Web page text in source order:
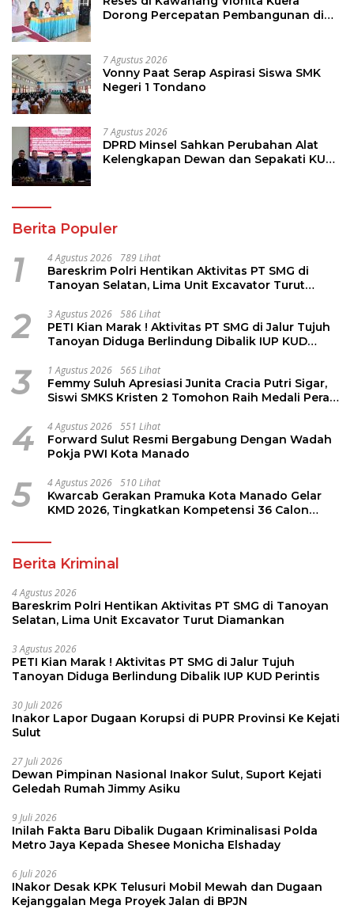
Dorong Percepatan Pembangunan di
7 Agustus 2026
Vonny Paat Serap Aspirasi Siswa SMK
Negeri 1 Tondano
7 Agustus 2026
DPRD Minsel Sahkan Perubahan Alat
Kelengkapan Dewan dan Sepakati KUA-
Berita Populer
1 4 Agustus 2026 789 Lihat
Bareskrim Polri Hentikan Aktivitas PT SMG di
Tanoyan Selatan, Lima Unit Excavator Turut
2 3 Agustus 2026 586 Lihat
PETI Kian Marak ! Aktivitas PT SMG di Jalur Tujuh
Tanoyan Diduga Berlindung Dibalik IUP KUD
3 1 Agustus 2026 565 Lihat
Femmy Suluh Apresiasi Junita Cracia Putri Sigar,
Siswi SMKS Kristen 2 Tomohon Raih Medali Perak
4 4 Agustus 2026 551 Lihat
Forward Sulut Resmi Bergabung Dengan Wadah
Pokja PWI Kota Manado
5 4 Agustus 2026 510 Lihat
Kwarcab Gerakan Pramuka Kota Manado Gelar
KMD 2026, Tingkatkan Kompetensi 36 Calon
Berita Kriminal
4 Agustus 2026
Bareskrim Polri Hentikan Aktivitas PT SMG di Tanoyan
Selatan, Lima Unit Excavator Turut Diamankan
3 Agustus 2026
PETI Kian Marak ! Aktivitas PT SMG di Jalur Tujuh
Tanoyan Diduga Berlindung Dibalik IUP KUD Perintis
30 Juli 2026
Inakor Lapor Dugaan Korupsi di PUPR Provinsi Ke Kejati
Sulut
27 Juli 2026
Dewan Pimpinan Nasional Inakor Sulut, Suport Kejati
Geledah Rumah Jimmy Asiku
9 Juli 2026
Inilah Fakta Baru Dibalik Dugaan Kriminalisasi Polda
Metro Jaya Kepada Shesee Monicha Elshaday
6 Juli 2026
INakor Desak KPK Telusuri Mobil Mewah dan Dugaan
Kejanggalan Mega Proyek Jalan di BPJN